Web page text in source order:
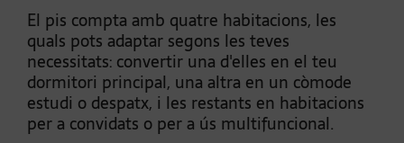
El pis compta amb quatre habitacions, les
quals pots adaptar segons les teves
necessitats: convertir una d'elles en el teu
dormitori principal, una altra en un còmode
estudi o despatx, i les restants en habitacions
per a convidats o per a ús multifuncional.